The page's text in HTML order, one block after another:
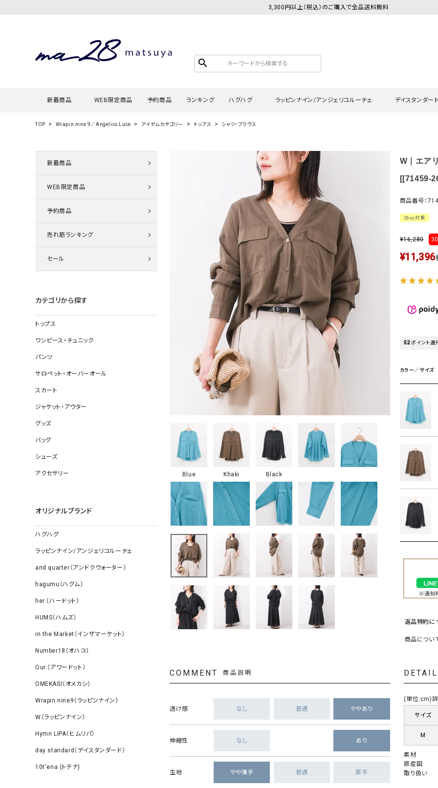
3,300円以上（税込）のご購入で全品送料無料
search
新着商品 WEB限定商品 予約商品 ランキング ハグハグ
タンクトップ・キャミソール
スウェット・パーカー
チュニック
その他のパンツ
デニムパンツ
ロング・マキシ丈
その他スカート
ジャケット すべて見る
バッグ
ソックス
その他雑貨
ラッピンナイン/アンジェリコルーチェ
シャツ・ブラウス
カーディガン
ニット
タンクトップ・キャミソール
デニムパンツ
その他のパンツ その他スカート
ジャケット
コート
その他アウター
デイスタンダー
カーディガン・ベスト
デニムパンツ
ソックス・その他雑貨
ワン
パン
ジャ
グッ
ワン
TOP Wrapin nine 9／Angelico Luce アイテムカテゴリー トップス シャツ・ブラウス
新着商品
WEB限定商品
予約商品
売れ筋ランキング
セール
カテゴリから探す
トップス
ワンピース・チュニック
パンツ
サロペット・オーバーオール
スカート
ジャケット・アウター
グッズ
バッグ
シューズ
アクセサリー
オリジナルブランド
ハグハグ
ラッピンナイン/アンジェリコルーチェ
and quarter（アンドクウォーター）
hagumu（ハグム）
her.（ハードット）
HUMS（ハムズ）
in the Market（インザマーケット）
Number18（オハコ）
Our.（アワードット）
OMEKASI（オメカシ）
Wrapin nine9（ラッピンナイン）
W（ラッピンナイン）
Hymn LIPA（ヒムリパ）
day standard（デイスタンダード）
10t'ena (トテナ)
Blue Khaki Black
W｜エア
[[71459-
商品番号：
2buy対象
¥16,280
¥11,396
52 ポイント還
カラー／サイズ
返品特約に
商品につい
COMMENT 商品説明
透け感 なし 普通 ややあり
伸縮性 なし あり
生地 やや薄手 普通 厚手
DETAIL
(単位:cm)詳
サイズ
M
素材
原産国
取り扱い